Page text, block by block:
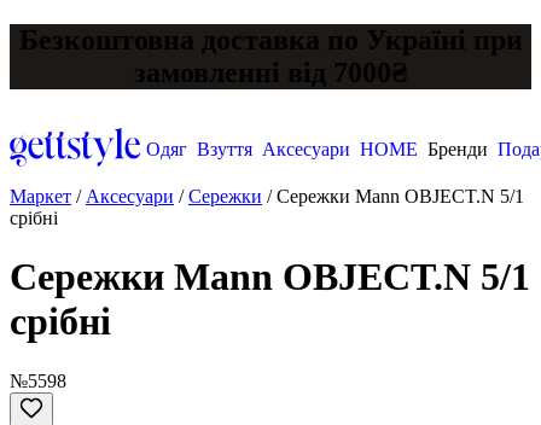
Безкоштовна доставка по Україні при
замовленні від 7000₴
Одяг Взуття Аксесуари HOME Бренди
Маркет / Аксесуари /Сережки /Сережки Mann OBJECT.N 5/1
срібні
Сережки Mann OBJECT.N 5/1
срібні
№5598